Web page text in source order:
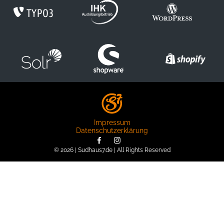
© 2026 | Sudhaus7.de | All Rights Reserved
Impressum
Datenschutzerklärung